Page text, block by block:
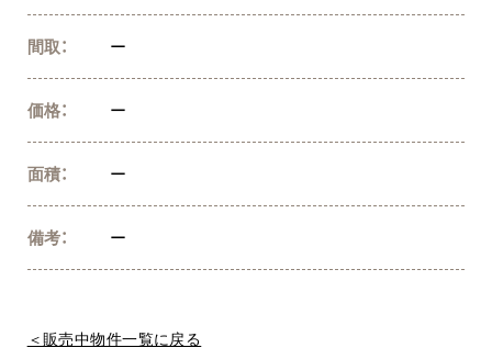
間取： ー
価格： ー
面積： ー
備考： ー
＜販売中物件一覧に戻る